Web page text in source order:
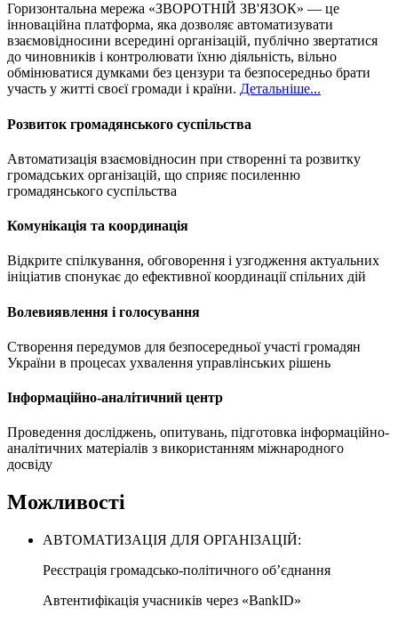
Горизонтальна мережа «ЗВОРОТНIЙ ЗВ'ЯЗОК» — це
інноваційна платформа, яка дозволяє автоматизувати
взаємовідносини всередині організацій, публічно звертатися
до чиновників і контролювати їхню діяльність, вільно
обмінюватися думками без цензури та безпосередньо брати
участь у житті своєї громади і країни. Детальніше...
Розвиток громадянського суспільства
Автоматизація взаємовідносин при створенні та розвитку
громадських організацій, що сприяє посиленню
громадянського суспільства
Комунікація та координація
Відкрите спілкування, обговорення і узгодження актуальних
ініціатив спонукає до ефективної координації спільних дій
Волевиявлення і голосування
Створення передумов для безпосередньої участі громадян
України в процесах ухвалення управлінських рішень
Інформаційно-аналітичний центр
Проведення досліджень, опитувань, підготовка інформаційно-
аналітичних матеріалів з використанням міжнародного
досвіду
Можливості
АВТОМАТИЗАЦІЯ ДЛЯ ОРГАНІЗАЦІЙ:
Реєстрація громадсько-політичного об’єднання
Автентифікація учасників через «BankID»